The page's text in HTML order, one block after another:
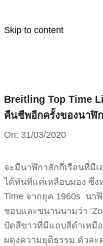
Skip to content
Breitling Top Time
คืนชีพอีกครั้งของนาฬิ
On: 31/03/2020
จะมีนาฬิกาสักกี่เรือนที่มี
ได้ทันทีแค่เหลือบมอง ซึ่ง
Time จากยุค 1960s นา
ชอบและขนานนามว่า
ปัดสีขาวที่มีแถบสีดำเหมื
ผดุงความยุติธรรม ตัวละ